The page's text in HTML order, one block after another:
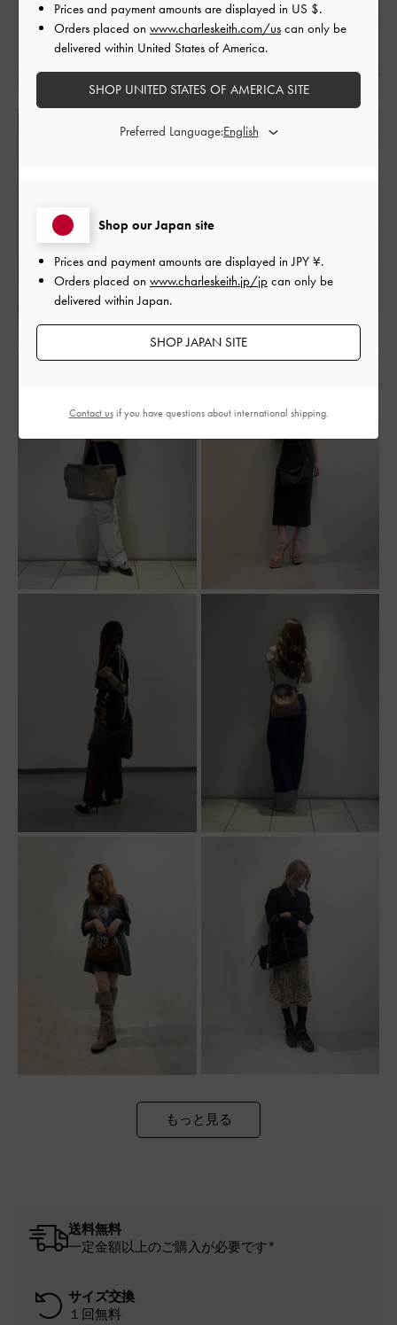
もっと見る
送料無料
一定金額以上のご購入が必要です*
サイズ交換
１回無料
Shop our Japan site
Prices and payment amounts are displayed inJPY ¥.
Orders placed on www.charleskeith.jp/jp can only be
delivered within Japan.
SHOP JAPAN SITE
Prices and payment amounts are displayed in US $.
Orders placed on www.charleskeith.com/us can only be
delivered within United States of America.
SHOP UNITED STATES OF AMERICA SITE
Preferred Language:
Contact usif you have questions about international shipping.